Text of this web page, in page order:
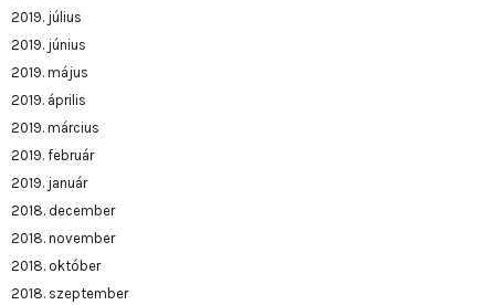
2019. július
2019. június
2019. május
2019. április
2019. március
2019. február
2019. január
2018. december
2018. november
2018. október
2018. szeptember